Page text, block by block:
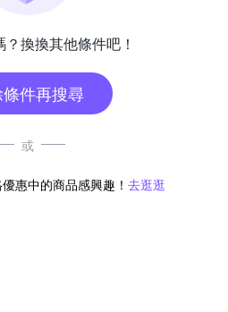
換換其他條件吧！
件再搜尋
或
惠中的商品感興趣！ 去逛逛